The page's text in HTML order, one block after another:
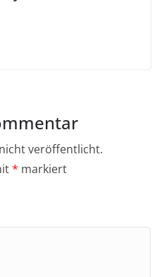
veröffentlicht.
* markiert